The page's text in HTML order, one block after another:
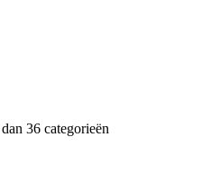
36 categorieën